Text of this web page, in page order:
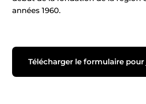
années 1960.
Télécharger le formulaire